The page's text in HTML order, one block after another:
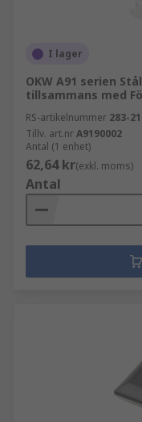
I lager
OKW A91 serien
tillsammans med
RS-artikelnummer 283-
Tillv. art.nrA9190002
Antal (1 enhet)
62,64 kr(exkl. moms)
Antal